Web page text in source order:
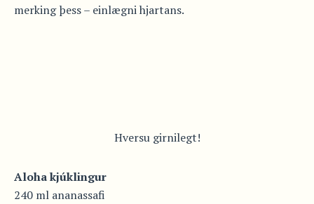
merking þess – einlægni hjartans.
Hversu girnilegt!
Aloha kjúklingur
240 ml ananassafi